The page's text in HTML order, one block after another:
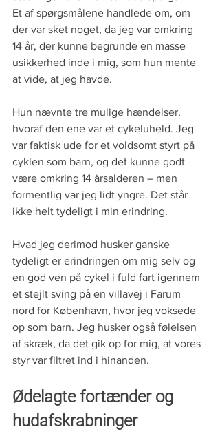
Et af spørgsmålene handlede om, om
der var sket noget, da jeg var omkring
14 år, der kunne begrunde en masse
usikkerhed inde i mig, som hun mente
at vide, at jeg havde.
Hun nævnte tre mulige hændelser,
hvoraf den ene var et cykeluheld. Jeg
var faktisk ude for et voldsomt styrt på
cyklen som barn, og det kunne godt
være omkring 14 årsalderen – men
formentlig var jeg lidt yngre. Det står
ikke helt tydeligt i min erindring.
Hvad jeg derimod husker ganske
tydeligt er erindringen om mig selv og
en god ven på cykel i fuld fart igennem
et stejlt sving på en villavej i Farum
nord for København, hvor jeg voksede
op som barn. Jeg husker også følelsen
af skræk, da det gik op for mig, at vores
styr var filtret ind i hinanden.
Ødelagte fortænder og
hudafskrabninger